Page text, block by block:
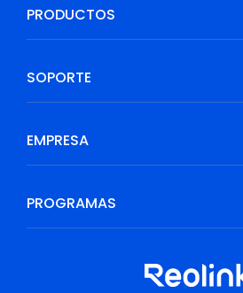
PRODUCTOS
SOPORTE
EMPRESA
PROGRAMAS